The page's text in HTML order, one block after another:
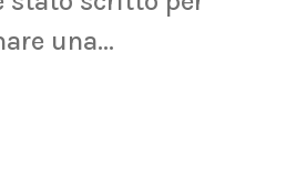
una...